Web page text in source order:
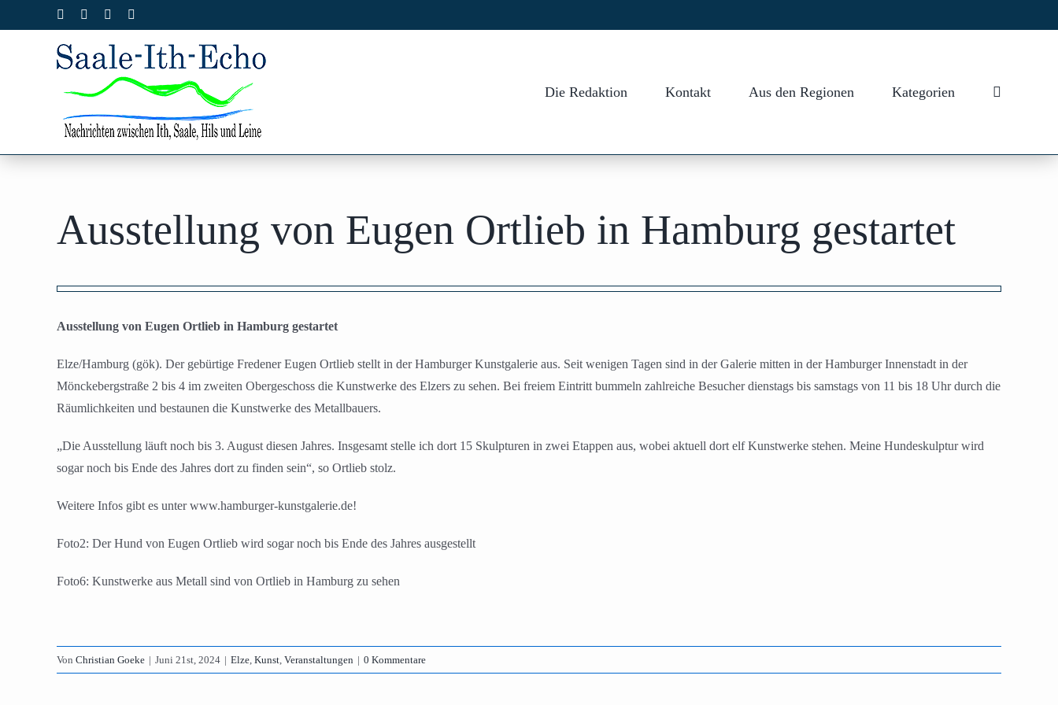
Inhalt
Facebook Instagram
Die Redaktion Kontakt Aus den Regionen Kategorien
Ausstellung von Eugen Ortlieb in Hamburg gestartet
grösseres
Ausstellung von Eugen Ortlieb in Hamburg gestartet
Elze/Hamburg (gök). Der gebürtige Fredener Eugen Ortlieb stellt in der Hamburger Kunstgalerie aus. Seit wenigen Tagen sind in der Galerie mitten in der Hamburger Innenstadt in der
Mönckebergstraße 2 bis 4 im zweiten Obergeschoss die Kunstwerke des Elzers zu sehen. Bei freiem Eintritt bummeln zahlreiche Besucher dienstags bis samstags von 11 bis 18 Uhr durch die
Räumlichkeiten und bestaunen die Kunstwerke des Metallbauers.
„Die Ausstellung läuft noch bis 3. August diesen Jahres. Insgesamt stelle ich dort 15 Skulpturen in zwei Etappen aus, wobei aktuell dort elf Kunstwerke stehen. Meine Hundeskulptur wird
sogar noch bis Ende des Jahres dort zu finden sein“, so Ortlieb stolz.
Weitere Infos gibt es unter www.hamburger-kunstgalerie.de!
Foto2: Der Hund von Eugen Ortlieb wird sogar noch bis Ende des Jahres ausgestellt
Foto6: Kunstwerke aus Metall sind von Ortlieb in Hamburg zu sehen
Von Christian Goeke | Juni 21st, 2024 | Elze, Kunst, Veranstaltungen | 0 Kommentare